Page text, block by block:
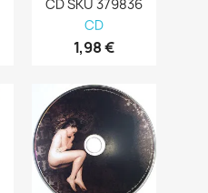
CD SKU 379836
CD
1,98 €